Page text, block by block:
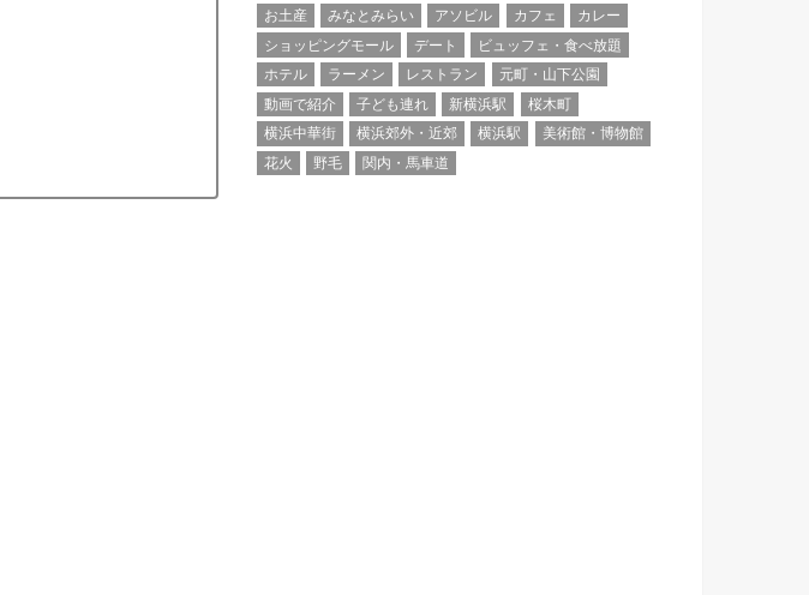
お土産 みなとみらい アソビル カフェ
カレー
ショッピングモール
デート
ビュッフェ・食べ放題
ホテル
ラーメン レストラン
元町・山下公園
動画で紹介
子ども連れ 新横浜駅
桜木町
横浜中華街
横浜郊外・近郊 横浜駅
美術館・博物館
花火
野毛 関内・馬車道